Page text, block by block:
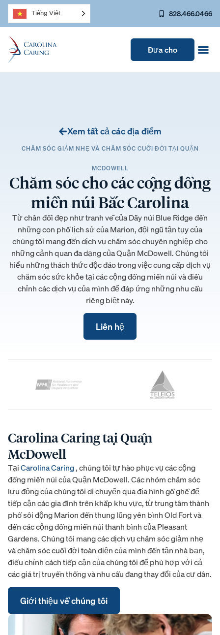
Tiếng Việt 828.466.0466
Đưa cho
Xem tất cả các địa điểm
CHĂM SÓC GIẢM NHẸ VÀ CHĂM SÓC CUỐI ĐỜI TẠI QUẬN
MCDOWELL
Chăm sóc cho các cộng đồng
miền núi Bắc Carolina
Từ chân đồi đẹp như tranh vẽ của Dãy núi Blue Ridge đến
những con phố lịch sử của Marion, đội ngũ tận tụy của
chúng tôi mang đến dịch vụ chăm sóc chuyên nghiệp cho
những cảnh quan đa dạng của Quận McDowell. Chúng tôi
hiểu những thách thức độc đáo trong việc cung cấp dịch vụ
chăm sóc sức khỏe tại các cộng đồng miền núi và điều
chỉnh các dịch vụ của mình để đáp ứng những nhu cầu
riêng biệt này.
Liên hệ
Carolina Caring tại Quận
McDowell
TạiCarolina Caring, chúng tôi tự hào phục vụ các cộng
đồng miền núi của Quận McDowell. Các nhóm chăm sóc
lưu động của chúng tôi di chuyển qua địa hình gồ ghề để
tiếp cận các gia đình trên khắp khu vực, từ trung tâm thành
phố sôi động Marion đến thung lũng yên bình Old Fort và
đến các cộng đồng miền núi thanh bình của Pleasant
Gardens. Chúng tôi mang các dịch vụ chăm sóc giảm nhẹ
và chăm sóc cuối đời toàn diện của mình đến tận nhà bạn,
điều chỉnh cách tiếp cận của chúng tôi để phù hợp với cả
các giá trị truyền thống và nhu cầu đang thay đổi của cư dân.
Giới thiệu về chúng tôi